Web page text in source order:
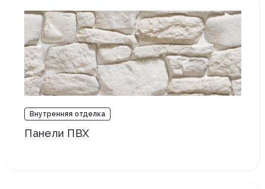
Внутренняя отделка
Панели ПВХ